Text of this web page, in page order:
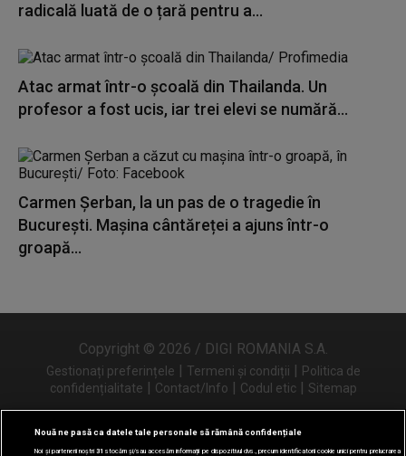
radicală luată de o țară pentru a...
Atac armat într-o școală din Thailanda. Un
profesor a fost ucis, iar trei elevi se numără...
Carmen Șerban, la un pas de o tragedie în
București. Mașina cântăreței a ajuns într-o
groapă...
Copyright © 2026 / DIGI ROMANIA S.A.
Gestionați preferințele | Termeni și condiții | Politica de
confidențialitate | Contact/Info | Codul etic | Sitemap
Nouă ne pasă ca datele tale personale să rămână confidențiale
Noi și partenerii noștri31 stocăm și/sau accesăm informații pe dispozitivul dvs., precum identificatorii cookie unici pentru prelucrarea